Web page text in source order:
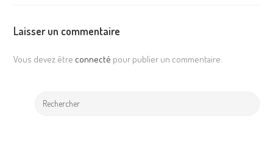
Laisser un commentaire
Vous devez être connecté pour publier un commentaire.